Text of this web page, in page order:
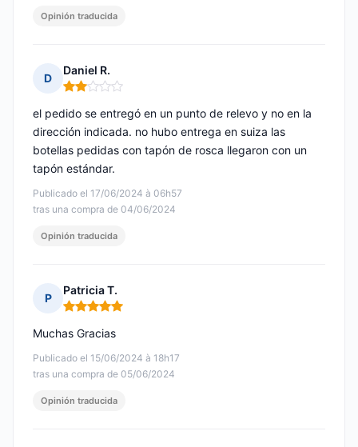
Opinión traducida
D
Daniel R.
Nota: 2 de 5
Publicado el 17/06/2024 à 06h57
tras una compra de 04/06/2024
el pedido se entregó en un punto de relevo y no en la
dirección indicada. no hubo entrega en suiza las
botellas pedidas con tapón de rosca llegaron con un
tapón estándar.
Opinión traducida
P
Patricia T.
Nota: 5 de 5
Publicado el 15/06/2024 à 18h17
tras una compra de 05/06/2024
Muchas Gracias
Opinión traducida